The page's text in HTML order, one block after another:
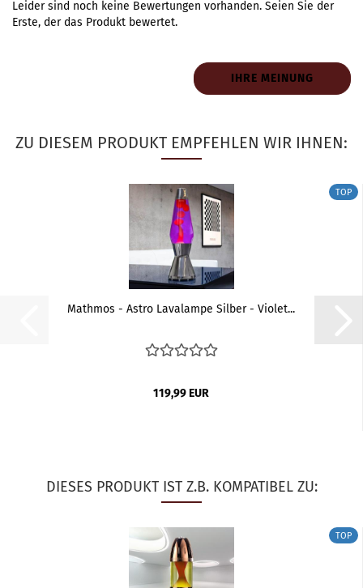
Leider sind noch keine Bewertungen vorhanden. Seien Sie der
Erste, der das Produkt bewertet.
IHRE MEINUNG
ZU DIESEM PRODUKT EMPFEHLEN WIR IHNEN:
TOP
Mathmos - Astro Lavalampe Silber - Violet...
119,99 EUR
DIESES PRODUKT IST Z.B. KOMPATIBEL ZU:
TOP